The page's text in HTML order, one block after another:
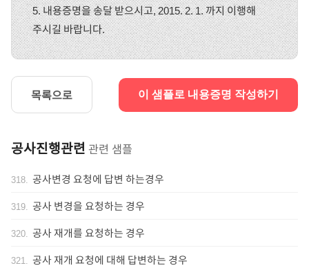
5. 내용증명을 송달 받으시고, 2015. 2. 1. 까지 이행해
주시길 바랍니다.
목록으로 이 샘플로 내용증명 작성하기
공사진행관련 관련 샘플
318. 공사변경 요청에 답변 하는경우
319. 공사 변경을 요청하는 경우
320. 공사 재개를 요청하는 경우
321. 공사 재개 요청에 대해 답변하는 경우